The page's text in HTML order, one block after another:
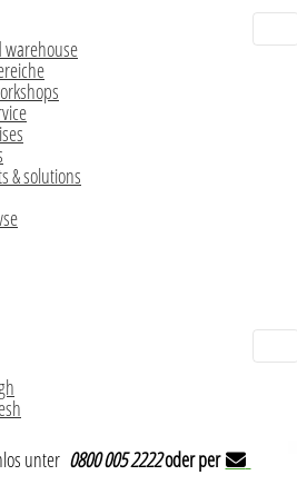
warehouse
& solutions
unter 0800 005 2222oder per